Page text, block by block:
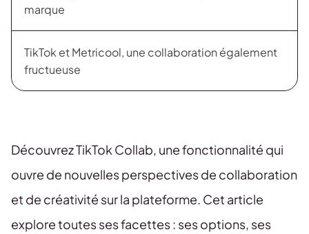
marque
TikTok et Metricool, une collaboration également
fructueuse
Découvrez TikTok Collab, une fonctionnalité qui
ouvre de nouvelles perspectives de collaboration
et de créativité sur la plateforme. Cet article
explore toutes ses facettes : ses options, ses